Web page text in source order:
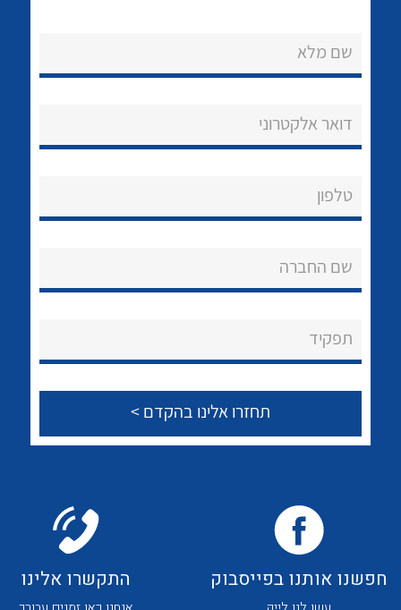
נקודות מכירה
About Ateka Ltd.
צור קשר
לכל מוצרי היצרן
לכל מוצרי היצרן לכל מוצרי היצרן
לכל מוצרי היצרן לכל מוצרי היצרן
שם מלא
דואר אלקטרוני
טלפון
שם החברה
תפקיד
חפשנו אותנו בפייסבוק התקשרו אלינו